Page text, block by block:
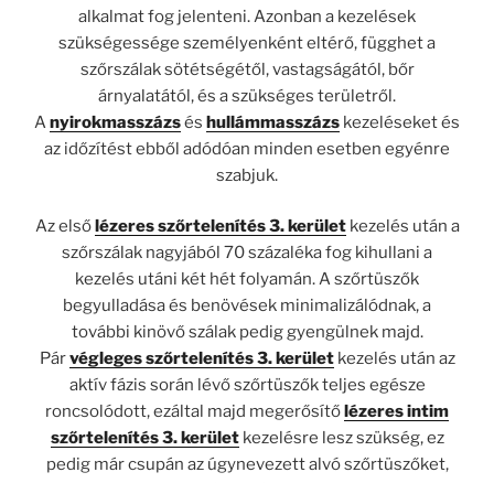
alkalmat fog jelenteni. Azonban a kezelések
szükségessége személyenként eltérő, függhet a
szőrszálak sötétségétől, vastagságától, bőr
árnyalatától, és a szükséges területről.
Anyirokmasszázsés hullámmasszázs kezeléseket és
az időzítést ebből adódóan minden esetben egyénre
szabjuk.
Az első lézeres szőrtelenítés 3. kerületkezelés után a
szőrszálak nagyjából 70 százaléka fog kihullani a
kezelés utáni két hét folyamán. A szőrtüszők
begyulladása és benövések minimalizálódnak, a
további kinövő szálak pedig gyengülnek majd.
Párvégleges szőrtelenítés 3. kerületkezelés után az
aktív fázis során lévő szőrtüszők teljes egésze
roncsolódott, ezáltal majd megerősítő lézeres intim
szőrtelenítés 3. kerületkezelésre lesz szükség, ez
pedig már csupán az úgynevezett alvó szőrtüszőket,